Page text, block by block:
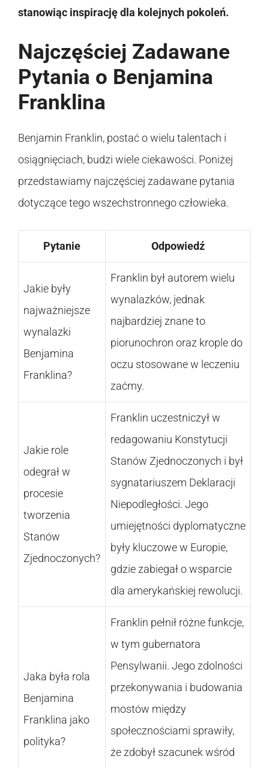
stanowiąc inspirację dla kolejnych pokoleń.
Najczęściej Zadawane
Pytania o Benjamina
Franklina
Benjamin Franklin, postać o wielu talentach i
osiągnięciach, budzi wiele ciekawości. Poniżej
przedstawiamy najczęściej zadawane pytania
dotyczące tego wszechstronnego człowieka.
Pytanie Odpowiedź
Jakie były
najważniejsze
wynalazki
Benjamina
Franklina?
Franklin był autorem wielu
wynalazków, jednak
najbardziej znane to
piorunochron oraz krople do
oczu stosowane w leczeniu
zaćmy.
Jakie role
odegrał w
procesie
tworzenia
Stanów
Zjednoczonych?
Franklin uczestniczył w
redagowaniu Konstytucji
Stanów Zjednoczonych i był
sygnatariuszem Deklaracji
Niepodległości. Jego
umiejętności dyplomatyczne
były kluczowe w Europie,
gdzie zabiegał o wsparcie
dla amerykańskiej rewolucji.
Jaka była rola
Benjamina
Franklina jako
polityka?
Franklin pełnił różne funkcje,
w tym gubernatora
Pensylwanii. Jego zdolności
przekonywania i budowania
mostów między
społecznościami sprawiły,
że zdobył szacunek wśród